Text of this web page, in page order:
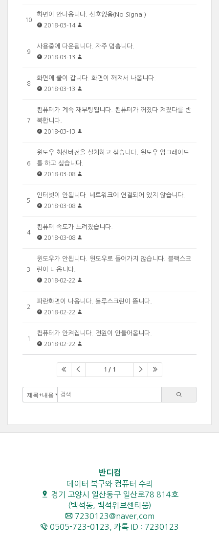
10
화면이 안나옵니다. 신호없음(No Signal)
2018-03-14
9
사용중에 다운됩니다. 자주 멈춥니다.
2018-03-13
8
화면에 줄이 갑니다. 화면이 깨져서 나옵니다.
2018-03-13
7
컴퓨터가 계속 재부팅됩니다. 컴퓨터가 꺼졌다 켜졌다를 반
복합니다.
2018-03-13
6
윈도우 최신버전을 설치하고 싶습니다. 윈도우 업그레이드
를 하고 싶습니다.
2018-03-08
5
인터넷이 안됩니다. 네트워크에 연결되어 있지 않습니다.
2018-03-08
4
컴퓨터 속도가 느려졌습니다.
2018-03-08
3
윈도우가 안됩니다. 윈도우로 들어가지 않습니다. 블랙스크
린이 나옵니다.
2018-02-22
2
파란화면이 나옵니다. 블루스크린이 뜹니다.
2018-02-22
1
컴퓨터가 안켜집니다. 전원이 안들어옵니다.
2018-02-22
1 / 1
반디컴
데이터 복구와 컴퓨터 수리
경기 고양시 일산동구 일산로78 814호
(백석동, 백석위브센티움)
7230123@naver.com
0505-723-0123, 카톡 ID : 7230123